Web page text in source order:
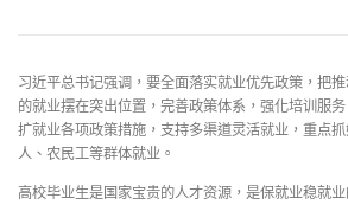
习近平总书记强调，要全面落实就业优先政策，把
的就业摆在突出位置，完善政策体系，强化培训服
扩就业各项政策措施，支持多渠道灵活就业，重点
人、农民工等群体就业。
高校毕业生是国家宝贵的人才资源，是保就业稳就